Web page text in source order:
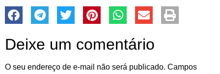
Deixe um comentário
O seu endereço de e-mail não será publicado. Campos